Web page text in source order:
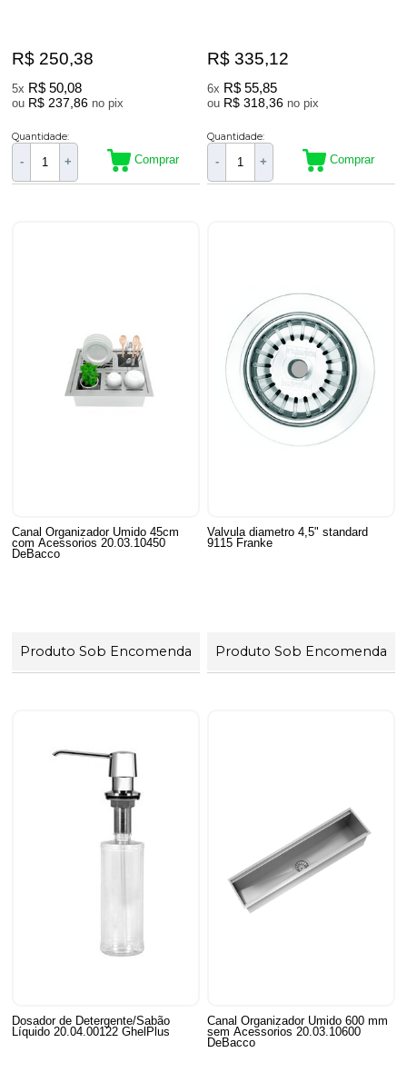
R$ 250,38
5x R$ 50,08
ou R$ 237,86 no pix
Quantidade:
- + Comprar
R$ 335,12
6x R$ 55,85
ou R$ 318,36 no pix
Quantidade:
- + Comprar
Canal Organizador Umido 45cm
com Acessorios 20.03.10450
DeBacco
Produto Sob Encomenda
Valvula diametro 4,5" standard
9115 Franke
Produto Sob Encomenda
Dosador de Detergente/Sabão
Líquido 20.04.00122 GhelPlus
Canal Organizador Umido 600 mm
sem Acessorios 20.03.10600
DeBacco